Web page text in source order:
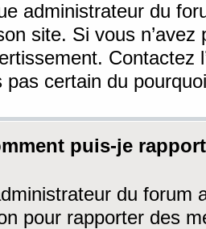
administrateur du
site. Si vous
Contactez
pas certain du
puis-je
du forum
pour rapporter des